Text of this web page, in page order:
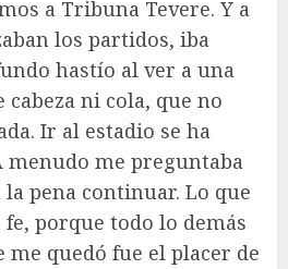
a Tribuna Tevere. Y a
los partidos, iba
hastío al ver a una
ni cola, que no
Ir al estadio se ha
menudo me preguntaba
pena continuar. Lo que
porque todo lo demás
me quedó fue el placer de